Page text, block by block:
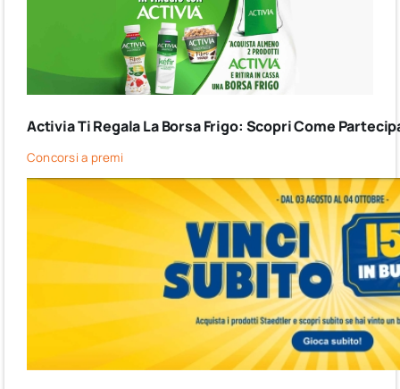
Activia Ti Regala La Borsa Frigo: Scopri Come
Concorsi a premi